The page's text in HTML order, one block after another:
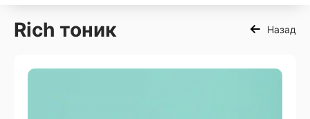
Rich тоник Назад